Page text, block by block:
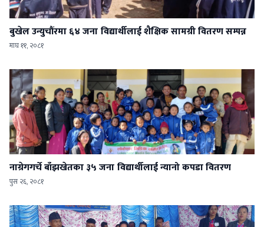
बुखेल उन्युचौंरमा ६४ जना विद्यार्थीलाई शैक्षिक सामग्री वितरण सम्पन्न
माघ ११, २०८१
नाग्रेगगर्चे बाँझखेतका ३५ जना विद्यार्थीलाई न्यानो कपडा वितरण
पुस २६, २०८१